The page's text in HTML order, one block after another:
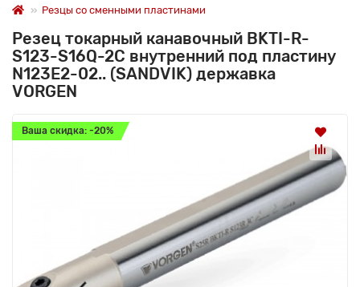
Резцы со сменными пластинами
Резец токарный канавочный BKTI-R-
S123-S16Q-2C внутренний под пластину
N123E2-02.. (SANDVIK) державка
VORGEN
Ваша скидка: -20%